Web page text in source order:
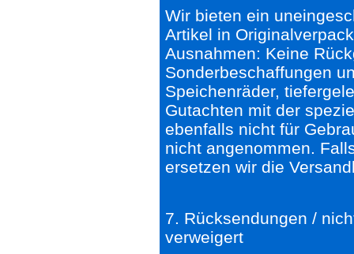
Wir bieten ein
Artikel in
Ausnahmen: Keine
Sonderbeschaffungen
Speichenräder,
Gutachten mit der
ebenfalls nicht für
nicht angenommen.
ersetzen wir die
7. Rücksendungen /
verweigert